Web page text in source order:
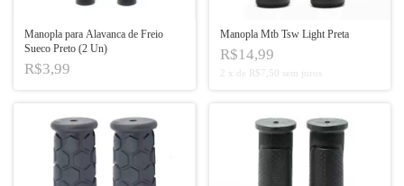
Manopla para Alavanca de Freio
Sueco Preto (2 Un)
R$3,99
Manopla Mtb Tsw Light Preta
R$14,99
x R$7,50 sem juros